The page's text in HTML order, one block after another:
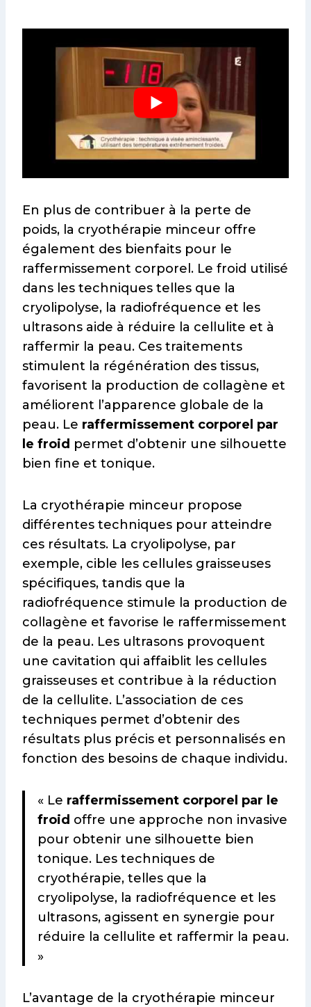
En plus de contribuer à la perte de
poids, la cryothérapie minceur offre
également des bienfaits pour le
raffermissement corporel. Le froid utilisé
dans les techniques telles que la
cryolipolyse, la radiofréquence et les
ultrasons aide à réduire la cellulite et à
raffermir la peau. Ces traitements
stimulent la régénération des tissus,
favorisent la production de collagène et
améliorent l’apparence globale de la
peau. Le raffermissement corporel par
le froid permet d’obtenir une silhouette
bien fine et tonique.
La cryothérapie minceur propose
différentes techniques pour atteindre
ces résultats. La cryolipolyse, par
exemple, cible les cellules graisseuses
spécifiques, tandis que la
radiofréquence stimule la production de
collagène et favorise le raffermissement
de la peau. Les ultrasons provoquent
une cavitation qui affaiblit les cellules
graisseuses et contribue à la réduction
de la cellulite. L’association de ces
techniques permet d’obtenir des
résultats plus précis et personnalisés en
fonction des besoins de chaque individu.
« Le raffermissement corporel par le
froid offre une approche non invasive
pour obtenir une silhouette bien
tonique. Les techniques de
cryothérapie, telles que la
cryolipolyse, la radiofréquence et les
ultrasons, agissent en synergie pour
réduire la cellulite et raffermir la peau.
»
L’avantage de la cryothérapie minceur